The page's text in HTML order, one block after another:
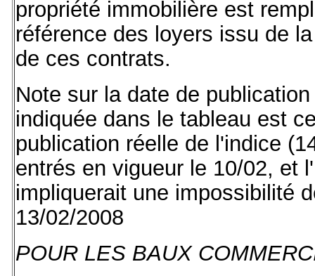
propriété immobilière est
référence des loyers issu de
de ces contrats.
Note sur la date de
indiquée dans le tableau est
publication réelle de l'indice
entrés en vigueur le 10/02, et
impliquerait une impossibilité
13/02/2008
POUR LES BAUX